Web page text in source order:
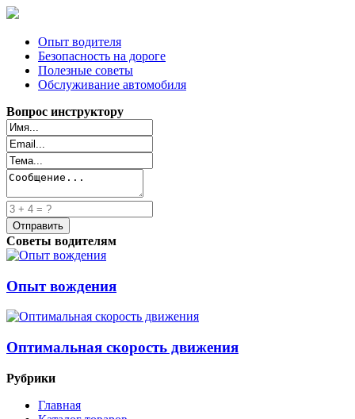
Опыт водителя
Безопасность на дороге
Полезные советы
Обслуживание автомобиля
Вопрос инструктору
Советы водителям
Опыт вождения
Оптимальная скорость движения
Рубрики
Главная